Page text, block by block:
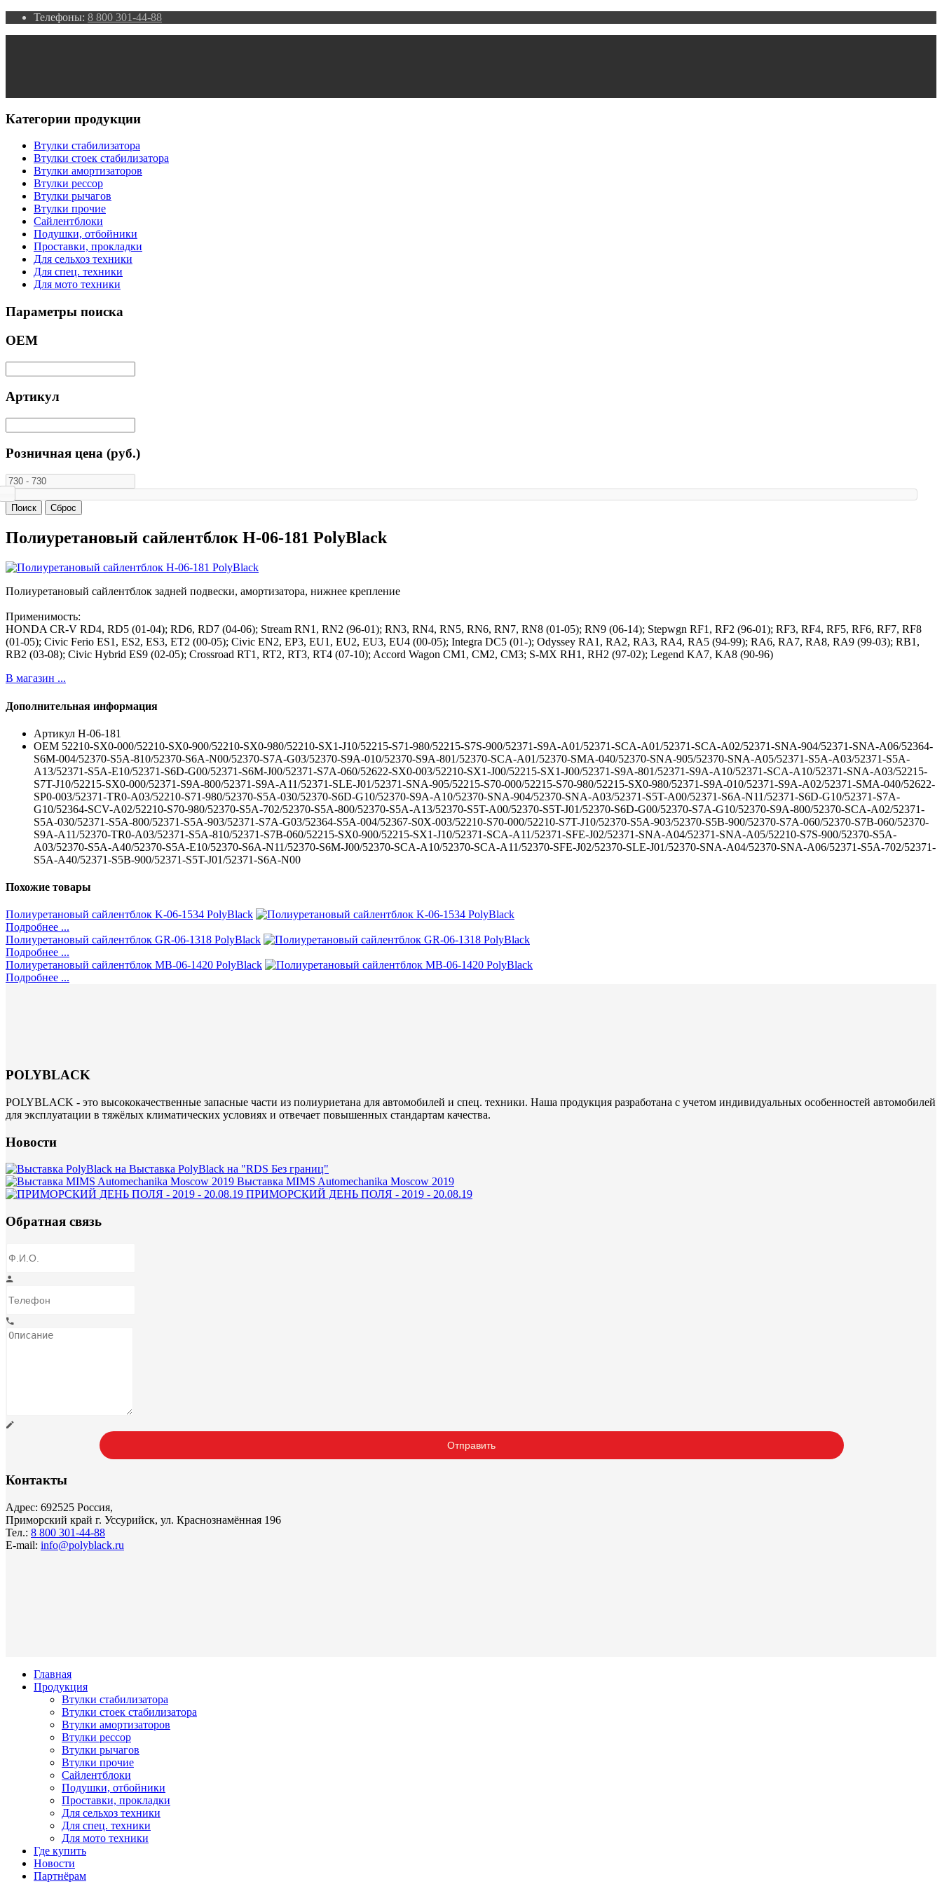
Телефоны: 8 800 301-44-88
Категории продукции
Втулки стабилизатора
Втулки стоек стабилизатора
Втулки амортизаторов
Втулки рессор
Втулки рычагов
Втулки прочие
Сайлентблоки
Подушки, отбойники
Проставки, прокладки
Для сельхоз техники
Для спец. техники
Для мото техники
Параметры поиска
ОЕМ
Артикул
Розничная цена (руб.)
Полиуретановый сайлентблок H-06-181 PolyBlack
Полиуретановый сайлентблок задней подвески, амортизатора, нижнее крепление
Применимость:
HONDA CR-V RD4, RD5 (01-04); RD6, RD7 (04-06); Stream RN1, RN2 (96-01); RN3, RN4, RN5, RN6, RN7, RN8 (01-05); RN9 (06-14); Stepwgn RF1, RF2 (96-01); RF3, RF4, RF5, RF6, RF7, RF8
(01-05); Civic Ferio ES1, ES2, ES3, ET2 (00-05); Civic EN2, EP3, EU1, EU2, EU3, EU4 (00-05); Integra DC5 (01-); Odyssey RA1, RA2, RA3, RA4, RA5 (94-99); RA6, RA7, RA8, RA9 (99-03); RB1,
RB2 (03-08); Civic Hybrid ES9 (02-05); Crossroad RT1, RT2, RT3, RT4 (07-10); Accord Wagon CM1, CM2, CM3; S-MX RH1, RH2 (97-02); Legend KA7, KA8 (90-96)
В магазин ...
Дополнительная информация
Артикул H-06-181
ОЕМ 52210-SX0-000/52210-SX0-900/52210-SX0-980/52210-SX1-J10/52215-S71-980/52215-S7S-900/52371-S9A-A01/52371-SCA-A01/52371-SCA-A02/52371-SNA-904/52371-SNA-A06/52364-
S6M-004/52370-S5A-810/52370-S6A-N00/52370-S7A-G03/52370-S9A-010/52370-S9A-801/52370-SCA-A01/52370-SMA-040/52370-SNA-905/52370-SNA-A05/52371-S5A-A03/52371-S5A-
A13/52371-S5A-E10/52371-S6D-G00/52371-S6M-J00/52371-S7A-060/52622-SX0-003/52210-SX1-J00/52215-SX1-J00/52371-S9A-801/52371-S9A-A10/52371-SCA-A10/52371-SNA-A03/52215-
S7T-J10/52215-SX0-000/52371-S9A-800/52371-S9A-A11/52371-SLE-J01/52371-SNA-905/52215-S70-000/52215-S70-980/52215-SX0-980/52371-S9A-010/52371-S9A-A02/52371-SMA-040/52622-
SP0-003/52371-TR0-A03/52210-S71-980/52370-S5A-030/52370-S6D-G10/52370-S9A-A10/52370-SNA-904/52370-SNA-A03/52371-S5T-A00/52371-S6A-N11/52371-S6D-G10/52371-S7A-
G10/52364-SCV-A02/52210-S70-980/52370-S5A-702/52370-S5A-800/52370-S5A-A13/52370-S5T-A00/52370-S5T-J01/52370-S6D-G00/52370-S7A-G10/52370-S9A-800/52370-SCA-A02/52371-
S5A-030/52371-S5A-800/52371-S5A-903/52371-S7A-G03/52364-S5A-004/52367-S0X-003/52210-S70-000/52210-S7T-J10/52370-S5A-903/52370-S5B-900/52370-S7A-060/52370-S7B-060/52370-
S9A-A11/52370-TR0-A03/52371-S5A-810/52371-S7B-060/52215-SX0-900/52215-SX1-J10/52371-SCA-A11/52371-SFE-J02/52371-SNA-A04/52371-SNA-A05/52210-S7S-900/52370-S5A-
A03/52370-S5A-A40/52370-S5A-E10/52370-S6A-N11/52370-S6M-J00/52370-SCA-A10/52370-SCA-A11/52370-SFE-J02/52370-SLE-J01/52370-SNA-A04/52370-SNA-A06/52371-S5A-702/52371-
S5A-A40/52371-S5B-900/52371-S5T-J01/52371-S6A-N00
Похожие товары
Полиуретановый сайлентблок K-06-1534 PolyBlack
Подробнее ...
Полиуретановый сайлентблок GR-06-1318 PolyBlack
Подробнее ...
Полиуретановый сайлентблок MB-06-1420 PolyBlack
Подробнее ...
POLYBLACK
POLYBLACK - это высококачественные запасные части из полиуриетана для автомобилей и спец. техники. Наша продукция разработана с учетом индивидуальных особенностей автомобилей
для эксплуатации в тяжёлых климатических условиях и отвечает повышенных стандартам качества.
Новости
Выставка PolyBlack на "RDS Без границ"
Выставка MIMS Automechanika Moscow 2019
ПРИМОРСКИЙ ДЕНЬ ПОЛЯ - 2019 - 20.08.19
Обратная связь
Контакты
Адрес: 692525 Россия,
Приморский край г. Уссурийск, ул. Краснознамённая 196
Тел.: 8 800 301-44-88
E-mail: info@polyblack.ru
Главная
Продукция
Втулки стабилизатора
Втулки стоек стабилизатора
Втулки амортизаторов
Втулки рессор
Втулки рычагов
Втулки прочие
Сайлентблоки
Подушки, отбойники
Проставки, прокладки
Для сельхоз техники
Для спец. техники
Для мото техники
Где купить
Новости
Партнёрам